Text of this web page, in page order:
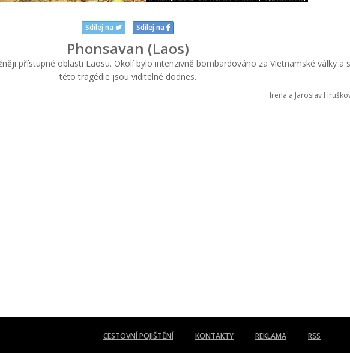
Sdílej na Sdílej na
Phonsavan (Laos)
přístupné oblasti Laosu. Okolí bylo intenzivně bombardováno za Vietnamské války a
této tragédie jsou viditelné dodnes.
Irena a Jaroslav
CESTOVNÍ POJIŠTĚNÍ KONTAKTY REKLAMA RSS